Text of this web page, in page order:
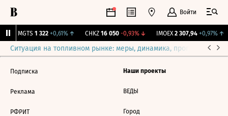
Войти
MGTS 1 322 +0,61%↑ CHKZ 16 050 -0,93%↓ IMOEX 2 307,94 +0,97%↑
Ситуация на топливном рынке: меры, динамика, прогнозы
Подписка
Реклама
РФРИТ
Наши проекты
ВЕДЫ
Город